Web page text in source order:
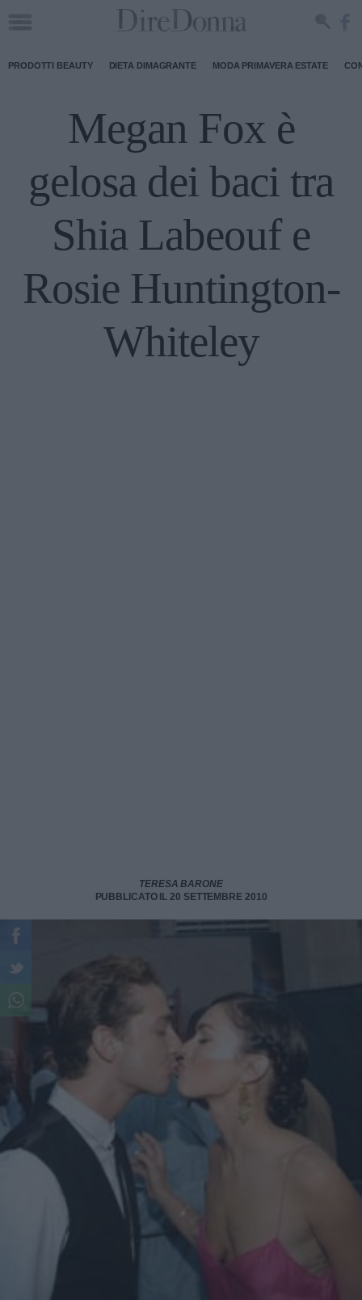
PRODOTTI BEAUTY DIETA DIMAGRANTE MODA PRIMAVERA ESTATE
Megan Fox è
gelosa dei baci tra
Shia Labeouf e
Rosie Huntington-
Whiteley
TERESA BARONE
PUBBLICATO IL 20 SETTEMBRE 2010